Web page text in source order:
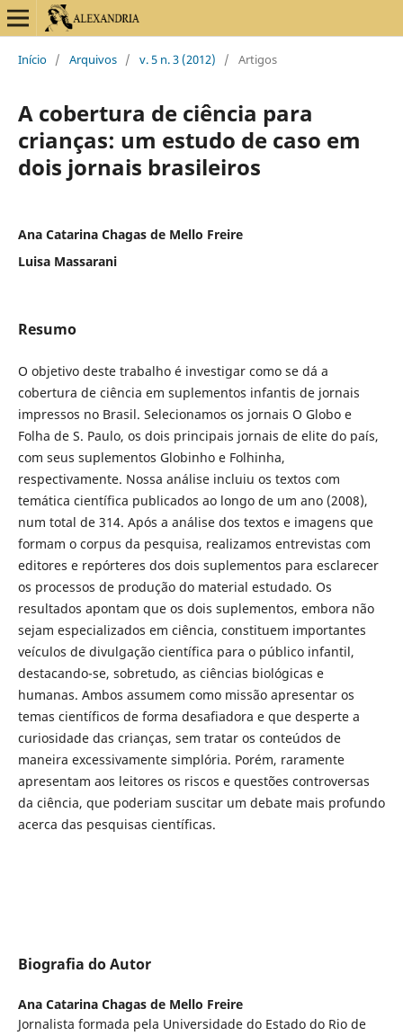
Início / Arquivos / v. 5 n. 3 (2012) / Artigos
A cobertura de ciência para
crianças: um estudo de caso em
dois jornais brasileiros
Ana Catarina Chagas de Mello Freire
Luisa Massarani
Resumo
O objetivo deste trabalho é investigar como se dá a
cobertura de ciência em suplementos infantis de jornais
impressos no Brasil. Selecionamos os jornais O Globo e
Folha de S. Paulo, os dois principais jornais de elite do país,
com seus suplementos Globinho e Folhinha,
respectivamente. Nossa análise incluiu os textos com
temática científica publicados ao longo de um ano (2008),
num total de 314. Após a análise dos textos e imagens que
formam o corpus da pesquisa, realizamos entrevistas com
editores e repórteres dos dois suplementos para esclarecer
os processos de produção do material estudado. Os
resultados apontam que os dois suplementos, embora não
sejam especializados em ciência, constituem importantes
veículos de divulgação científica para o público infantil,
destacando-se, sobretudo, as ciências biológicas e
humanas. Ambos assumem como missão apresentar os
temas científicos de forma desafiadora e que desperte a
curiosidade das crianças, sem tratar os conteúdos de
maneira excessivamente simplória. Porém, raramente
apresentam aos leitores os riscos e questões controversas
da ciência, que poderiam suscitar um debate mais profundo
acerca das pesquisas científicas.
Biografia do Autor
Ana Catarina Chagas de Mello Freire
Jornalista formada pela Universidade do Estado do Rio de